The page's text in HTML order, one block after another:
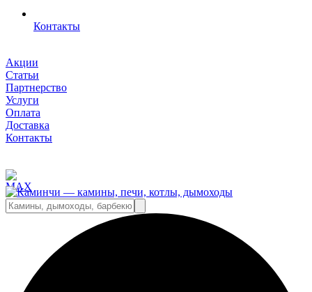
Контакты
Акции
Статьи
Партнерство
Услуги
Оплата
Доставка
Контакты